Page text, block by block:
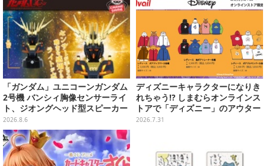
「ガンダム」ユニコーンガンダム
2号機 バンシィ胸像センサーライ
ト、ジオングヘッド型スピーカー
が順次プライズ展開！
2026.8.6
ディズニーキャラクターになりき
れちゃう!? しまむらオンラインス
トアで「ディズニー」のアウター
が8月3日発売
2026.7.31